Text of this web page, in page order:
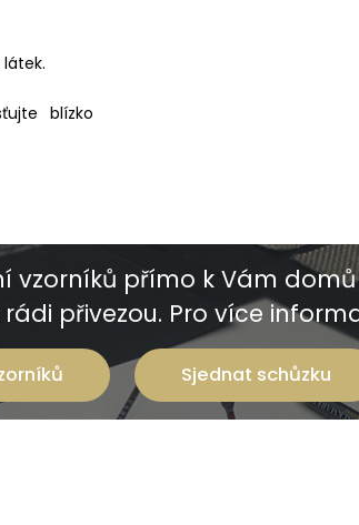
blízko
přímo k Vám
přivezou. Pro více
Sjednat schůzku